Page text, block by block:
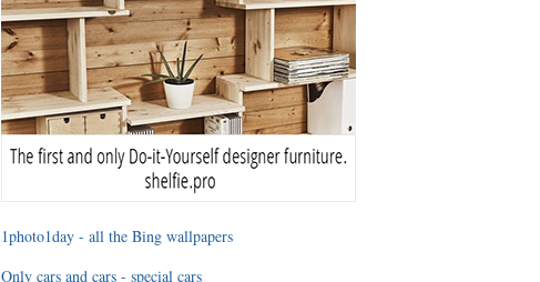
1photo1day - all the Bing wallpapers
Only cars and cars - special cars